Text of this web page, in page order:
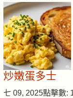
炒嫩蛋多士
七 09, 2025點擊數: